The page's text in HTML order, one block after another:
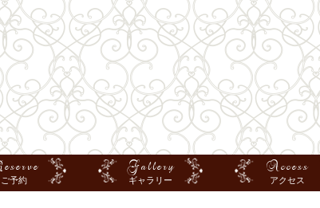
ご予約
Gallery
ギャラリー
Access
アクセス